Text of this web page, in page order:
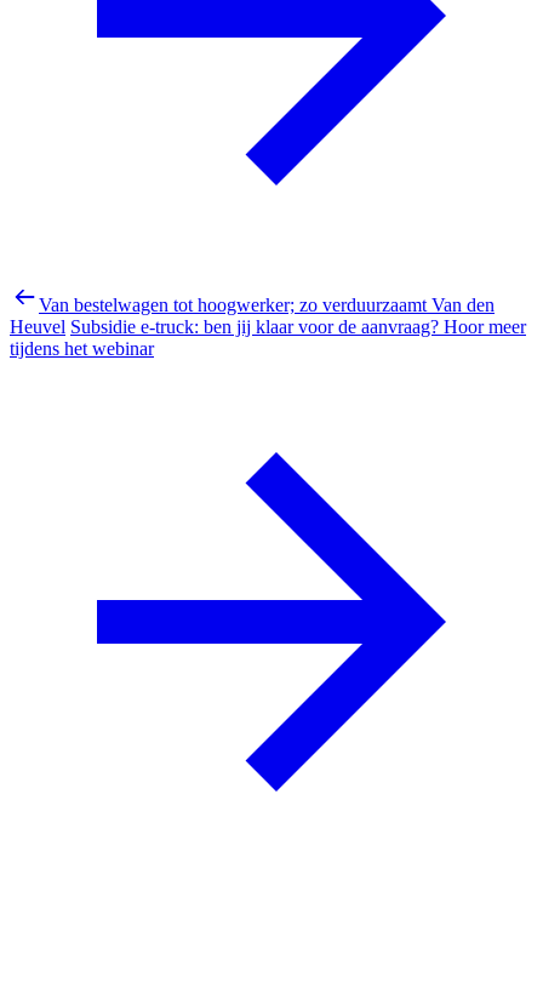
Van bestelwagen tot hoogwerker; zo verduurzaamt Van den
Heuvel Subsidie e-truck: ben jij klaar voor de aanvraag? Hoor meer
tijdens het webinar